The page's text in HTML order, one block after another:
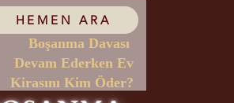
HEMEN ARA
Boşanma Davası
Devam Ederken Ev
Kirasını Kim Öder?